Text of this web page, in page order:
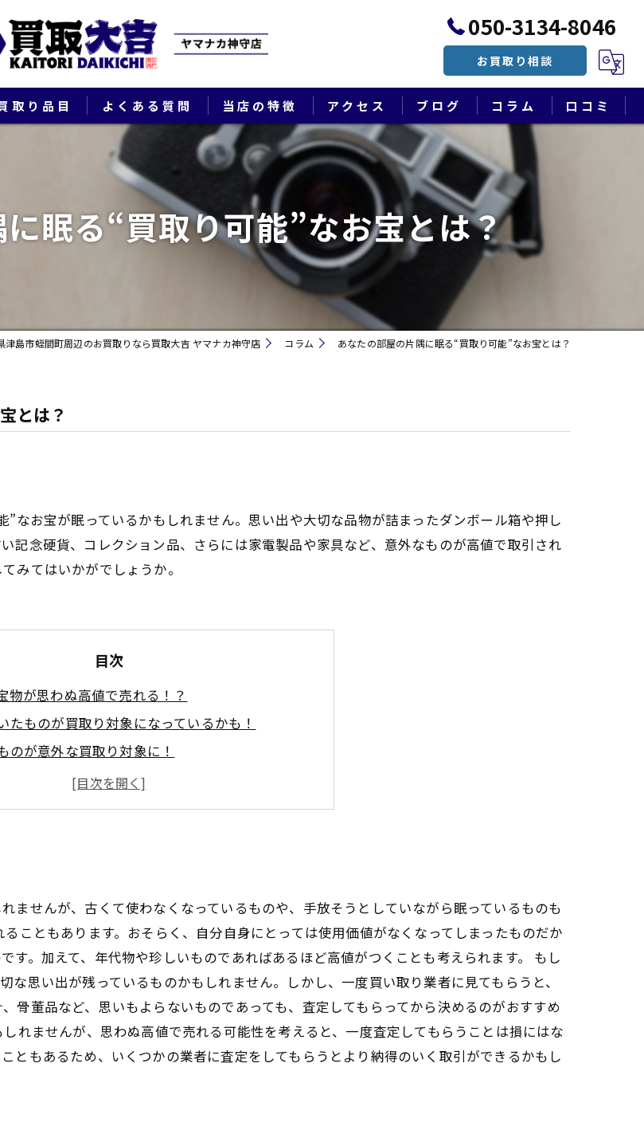
050-3134-8046
お買取り相談
取り品目 よくある質問 当店の特徴
ブランド
貴金属
切手
生前整理・遺品整理・終活
アクセス
漫画特集
ブログ コラム 口コミ
眠る“買取り可能”なお宝とは？
津島市蛭間町周辺のお買取りなら買取大吉 ヤマナカ神守店 コラム あなたの部屋の片隅に眠る“買取り可能”なお宝とは？
とは？
なお宝が眠っているかもしれません。思い出や大切な品物が詰まったダンボール箱や押し
記念硬貨、コレクション品、さらには家電製品や家具など、意外なものが高値で取引され
みてはいかがでしょうか。
目次
物が思わぬ高値で売れる！？
たものが買取り対象になっているかも！
のが意外な買取り対象に！
と思っていたものが実は買取りアイテムだった！
出てきたものが大金になるかも！
ませんが、古くて使わなくなっているものや、手放そうとしていながら眠っているものも
こともあります。おそらく、自分自身にとっては使用価値がなくなってしまったものだか
す。加えて、年代物や珍しいものであればあるほど高値がつくことも考えられます。 もし
思い出が残っているものかもしれません。しかし、一度買い取り業者に見てもらうと、
骨董品など、思いもよらないものであっても、査定してもらってから決めるのがおすすめ
れませんが、思わぬ高値で売れる可能性を考えると、一度査定してもらうことは損にはな
ともあるため、いくつかの業者に査定をしてもらうとより納得のいく取引ができるかもし